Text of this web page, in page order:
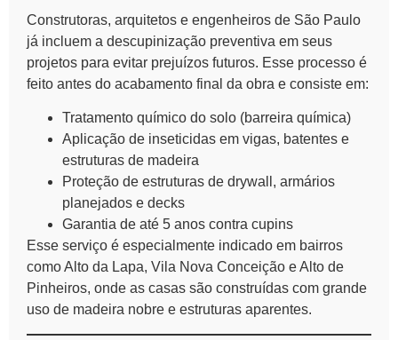
Construtoras, arquitetos e engenheiros de São Paulo
já incluem a descupinização preventiva em seus
projetos para evitar prejuízos futuros. Esse processo é
feito antes do acabamento final da obra e consiste em:
Tratamento químico do solo (barreira química)
Aplicação de inseticidas em vigas, batentes e
estruturas de madeira
Proteção de estruturas de drywall, armários
planejados e decks
Garantia de até 5 anos contra cupins
Esse serviço é especialmente indicado em bairros
como Alto da Lapa, Vila Nova Conceição e Alto de
Pinheiros, onde as casas são construídas com grande
uso de madeira nobre e estruturas aparentes.